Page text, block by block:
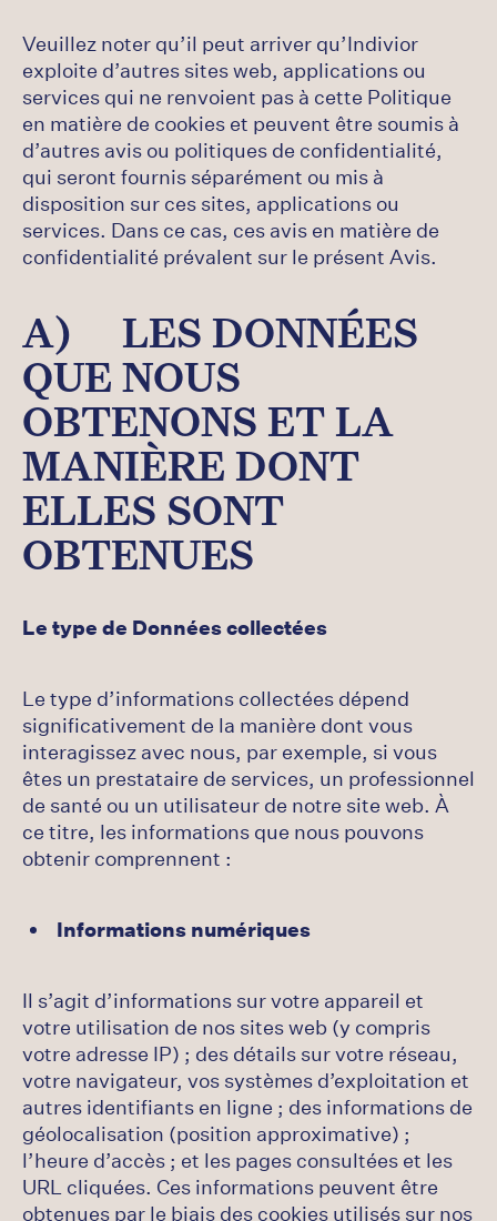
Veuillez noter qu’il peut arriver qu’Indivior
exploite d’autres sites web, applications ou
services qui ne renvoient pas à cette Politique
en matière de cookies et peuvent être soumis à
d’autres avis ou politiques de confidentialité,
qui seront fournis séparément ou mis à
disposition sur ces sites, applications ou
services. Dans ce cas, ces avis en matière de
confidentialité prévalent sur le présent Avis.
A) LES DONNÉES
QUE NOUS
OBTENONS ET LA
MANIÈRE DONT
ELLES SONT
OBTENUES
Le type de Données collectées
Le type d’informations collectées dépend
significativement de la manière dont vous
interagissez avec nous, par exemple, si vous
êtes un prestataire de services, un professionnel
de santé ou un utilisateur de notre site web. À
ce titre, les informations que nous pouvons
obtenir comprennent :
Informations numériques
Il s’agit d’informations sur votre appareil et
votre utilisation de nos sites web (y compris
votre adresse IP) ; des détails sur votre réseau,
votre navigateur, vos systèmes d’exploitation et
autres identifiants en ligne ; des informations de
géolocalisation (position approximative) ;
l’heure d’accès ; et les pages consultées et les
URL cliquées. Ces informations peuvent être
obtenues par le biais des cookies utilisés sur nos